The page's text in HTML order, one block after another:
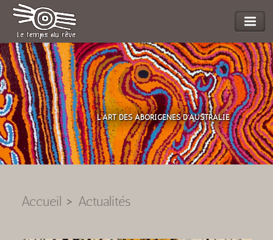
L'ART DES ABORIGENES D'AUSTRALIE
Accueil > Actualités